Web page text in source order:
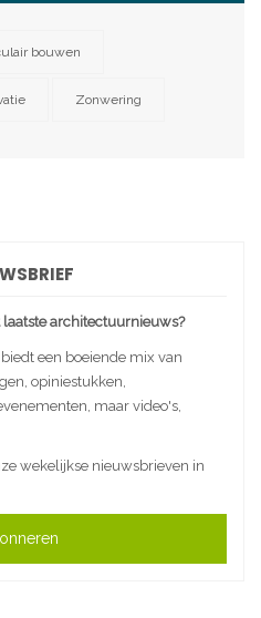
bouwen
Zonwering
laatste architectuurnieuws?
een boeiende mix van
opiniestukken,
maar video's,
wekelijkse nieuwsbrieven in